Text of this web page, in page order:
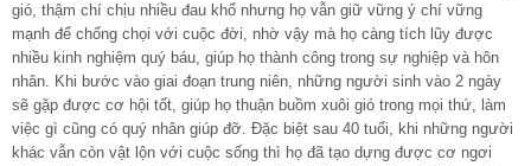
gió, thậm chí chịu nhiều đau khổ nhưng họ vẫn giữ vững ý chí vững
mạnh để chống chọi với cuộc đời, nhờ vậy mà họ càng tích lũy được
nhiều kinh nghiệm quý báu, giúp họ thành công trong sự nghiệp và hôn
nhân. Khi bước vào giai đoạn trung niên, những người sinh vào 2 ngày
sẽ gặp được cơ hội tốt, giúp họ thuận buồm xuôi gió trong mọi thứ, làm
việc gì cũng có quý nhân giúp đỡ. Đặc biệt sau 40 tuổi, khi những người
khác vẫn còn vật lộn với cuộc sống thì họ đã tạo dựng được cơ ngơi